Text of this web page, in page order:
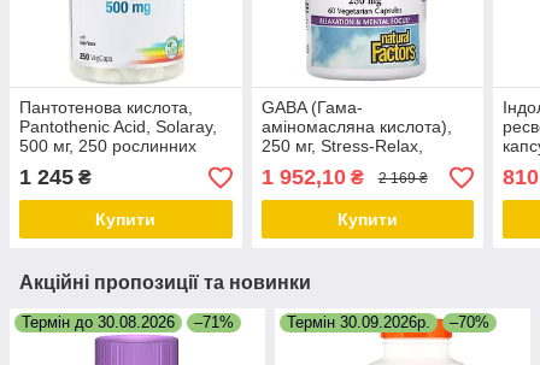
Пантотенова кислота,
Pantothenic Acid, Solaray,
500 мг, 250 рослинних
капсул
1 245 ₴
Купити
GABA (Гама-
аміномасляна кислота),
250 мг, Stress-Relax,
Pharma GABA, Natural
Factors, 60
вегетаріанських капсул
1 952,10₴ 2 169 ₴
Купити
with
USA
Акційні пропозиції та новинки
Термін до 30.08.2026 –71% Термін 30.09.2026р. –70%